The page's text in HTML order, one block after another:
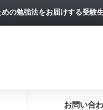
の勉強法をお届けする受験
お問い合